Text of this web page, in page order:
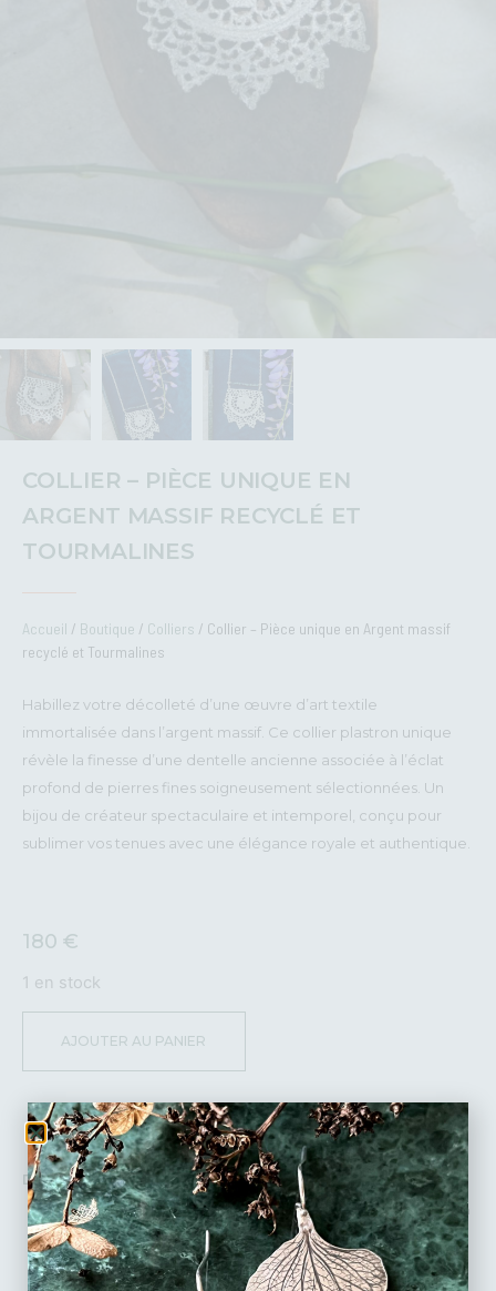
COLLIER – PIÈCE UNIQUE EN
ARGENT MASSIF RECYCLÉ ET
TOURMALINES
Accueil / Boutique / Colliers / Collier – Pièce unique en Argent massif
recyclé et Tourmalines
Habillez votre décolleté d’une œuvre d’art textile
immortalisée dans l’argent massif. Ce collier plastron unique
révèle la finesse d’une dentelle ancienne associée à l’éclat
profond de pierres fines soigneusement sélectionnées. Un
bijou de créateur spectaculaire et intemporel, conçu pour
sublimer vos tenues avec une élégance royale et authentique.
180 €
1 en stock
AJOUTER AU PANIER
DÉTAILS :
Collier en Argent massif recyclé – Pièce unique réalisée à la main
à partir d’une empreinte de dentelle historique.
Pierres : Rangée de pierres Tourmalines apportant un contraste
minéral.